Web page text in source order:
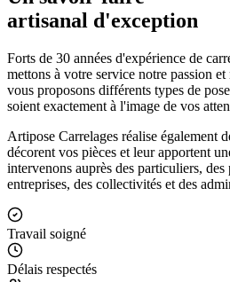
artisanal d'exception
Forts de 30 années d'expérience de
mettons à votre service notre passion
vous proposons différents types de
soient exactement à l'image de vos
Artipose Carrelages réalise également
décorent vos pièces et leur apportent
intervenons auprès des particuliers, des
entreprises, des collectivités et des
Travail soigné
Délais respectés